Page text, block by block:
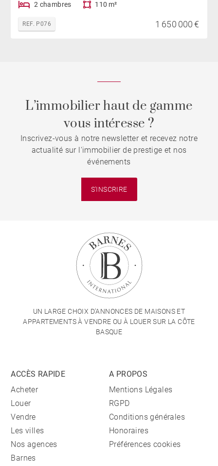
2 chambres 110 m²
REF. P076 1 650 000 €
L’immobilier haut de gamme
vous intéresse ?
Inscrivez-vous à notre newsletter et recevez notre
actualité sur l'immobilier de prestige et nos
événements
S'INSCRIRE
UN LARGE CHOIX D'ANNONCES DE MAISONS ET
APPARTEMENTS À VENDRE OU À LOUER SUR LA CÔTE
BASQUE
ACCÈS RAPIDE
Acheter
Louer
Vendre
Les villes
Nos agences
Barnes
A PROPOS
Mentions Légales
RGPD
Conditions générales
Honoraires
Préférences cookies